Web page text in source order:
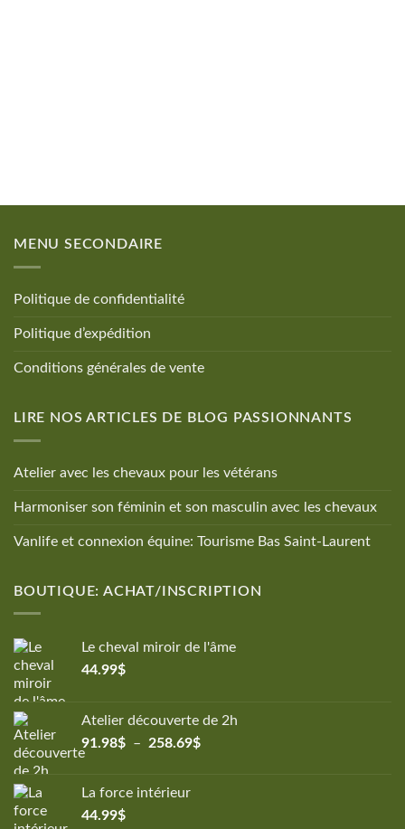
MENU SECONDAIRE
Politique de confidentialité
Politique d’expédition
Conditions générales de vente
LIRE NOS ARTICLES DE BLOG PASSIONNANTS
Atelier avec les chevaux pour les vétérans
Harmoniser son féminin et son masculin avec les chevaux
Vanlife et connexion équine: Tourisme Bas Saint-Laurent
BOUTIQUE: ACHAT/INSCRIPTION
Le cheval miroir de l'âme
44.99$
Atelier découverte de 2h
91.98$ – 258.69$Plage
La force intérieur
44.99$